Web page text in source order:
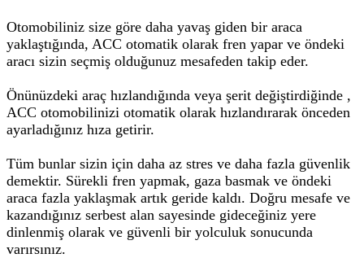
Otomobiliniz size göre daha yavaş giden bir araca
yaklaştığında, ACC otomatik olarak fren yapar ve öndeki
aracı sizin seçmiş olduğunuz mesafeden takip eder.
Önünüzdeki araç hızlandığında veya şerit değiştirdiğinde ,
ACC otomobilinizi otomatik olarak hızlandırarak önceden
ayarladığınız hıza getirir.
Tüm bunlar sizin için daha az stres ve daha fazla güvenlik
demektir. Sürekli fren yapmak, gaza basmak ve öndeki
araca fazla yaklaşmak artık geride kaldı. Doğru mesafe ve
kazandığınız serbest alan sayesinde gideceğiniz yere
dinlenmiş olarak ve güvenli bir yolculuk sonucunda
varırsınız.